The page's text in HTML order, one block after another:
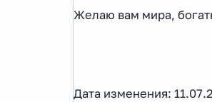
Желаю вам мира,
Дата изменения: